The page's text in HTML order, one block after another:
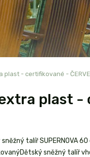
plast - certifikované -
plast
talíř SUPERNOVA
sněžný talíř